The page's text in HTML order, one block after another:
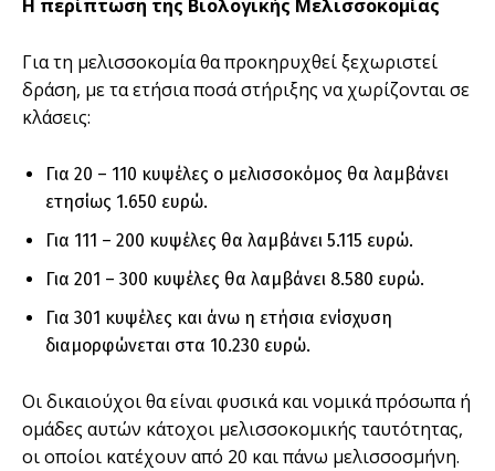
Η περίπτωση της Βιολογικής Μελισσοκοµίας
Για τη µελισσοκοµία θα προκηρυχθεί ξεχωριστεί
δράση, µε τα ετήσια ποσά στήριξης να χωρίζονται σε
κλάσεις:
Για 20 – 110 κυψέλες ο µελισσοκόµος θα λαµβάνει
ετησίως 1.650 ευρώ.
Για 111 – 200 κυψέλες θα λαµβάνει 5.115 ευρώ.
Για 201 – 300 κυψέλες θα λαµβάνει 8.580 ευρώ.
Για 301 κυψέλες και άνω η ετήσια ενίσχυση
διαµορφώνεται στα 10.230 ευρώ.
Οι δικαιούχοι θα είναι φυσικά και νοµικά πρόσωπα ή
οµάδες αυτών κάτοχοι µελισσοκοµικής ταυτότητας,
οι οποίοι κατέχουν από 20 και πάνω µελισσοσµήνη.